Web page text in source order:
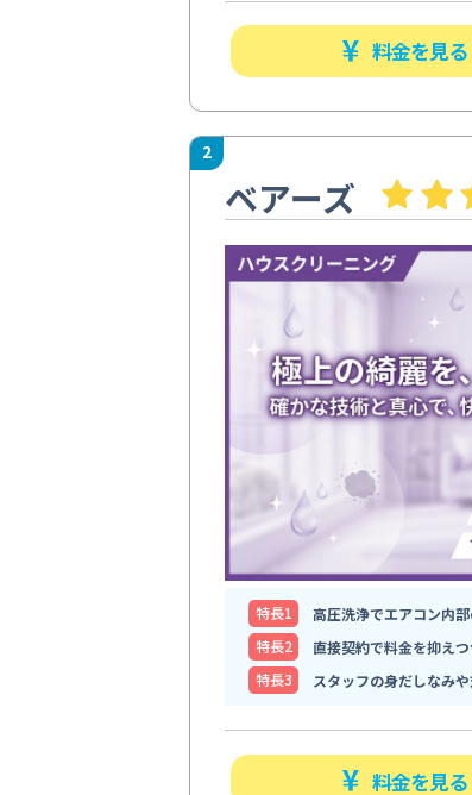
料金を見る
2
ベアーズ
特⻑1
高圧洗浄でエアコン内
特⻑2
直接契約で料金を抑え
特⻑3
スタッフの身だしなみ
料金を見る